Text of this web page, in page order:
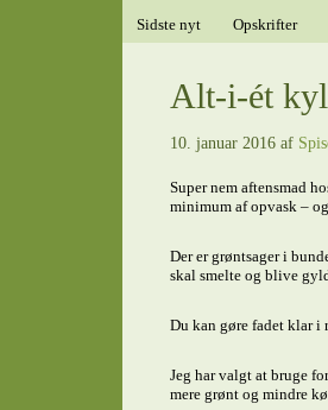
Sidste nyt Opskrifter
Alt-i-ét
10. januar 2016af
Super nem aftensmad
minimum af opvask –
Der er grøntsager i
skal smelte og blive
Du kan gøre fadet klar i
Jeg har valgt at bruge
mere grønt og mindre